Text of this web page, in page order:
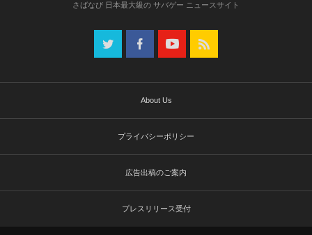
さばなび 日本最大級の サバゲー ニュースサイト
About Us
プライバシーポリシー
広告出稿のご案内
プレスリリース受付